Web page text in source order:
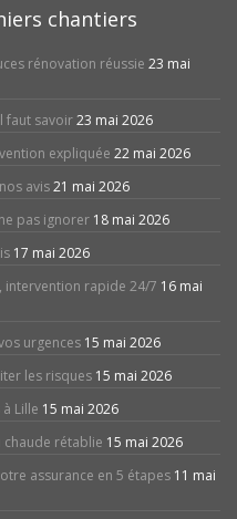
chantiers
rénovation réussie 23 mai
faut savoir23 mai 2026
expliquée 22 mai 2026
avis21 mai 2026
pas ignorer 18 mai 2026
17 mai 2026
intervention rapide 24/7 16 mai
urgences 15 mai 2026
les risques 15 mai 2026
Lille 15 mai 2026
chaude rétablie 15 mai 2026
assurance en 5 étapes 11 mai